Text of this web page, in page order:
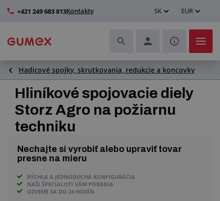
+421 249 683 813Kontakty SK EUR
Hadice a ich kompletizácia
Profily a výroba tesnení
Technické plasty
Dopravníkové pásy a montáž
Lepšie pracovné prostredie
Hadicové spojky, skrutkovania, redukcie a koncovky
Hliníkové spojovacie diely
Storz Agro na požiarnu
techniku
Nechajte si vyrobiť alebo upraviť tovar
presne na mieru
RÝCHLA A JEDNODUCHÁ KONFIGURÁCIA
NAŠI ŠPECIALISTI VÁM PORADIA
OZVEME SA DO 24 HODÍN